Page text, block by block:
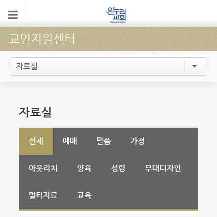
교인지원센터
자료실
자료실
전체 예배 말씀 가정
아웃리치 양육 성령 무대디자인
멀티자료 교육